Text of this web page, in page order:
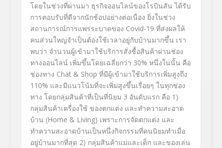
โดยในช่วงที่ผ่านมา ธุรกิจออนไลน์ของโรบินสัน ได้รับ
การตอบรับที่ดีจากนักช้อปอย่างต่อเนื่อง ยิ่งในช่วง
สถานการณ์การแพร่ระบาดของ Covid-19 ที่ส่งผลให้
คนส่วนใหญ่จำเป็นต้องใช้เวลาอยู่กับบ้านมากขึ้น เรา
พบว่า จำนวนผู้เข้ามาใช้บริการสั่งซื้อสินค้าผ่านช่อง
ทางออนไลน์ เพิ่มขึ้นโดยเฉลี่ยกว่า 30% หนึ่งในนั้น คือ
ช่องทาง Chat & Shop ที่มีผู้เข้ามาใช้บริการเพิ่มสูงถึง
110% และมีแนวโน้มที่จะเพิ่มสูงขึ้นเรื่อยๆ ในทุกช่อง
ทาง โดยกลุ่มสินค้าที่เป็นที่นิยม 3 อันดับแรกคือ 1)
กลุ่มสินค้าเครื่องใช้ ของตกแต่ง และทำความสะอาด
บ้าน (Home & Living) เพราะการจัดตกแต่ง และ
ทำความสะอาดบ้านเป็นหนึ่งกิจกรรมที่คนนิยมทำเมื่อ
อยู่บ้านมากที่สุด 2) กลุ่มสินค้าแม่และเด็ก และของเล่น